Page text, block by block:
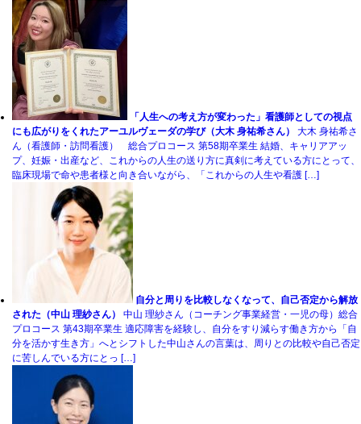
「人生への考え方が変わった」看護師としての視点
にも広がりをくれたアーユルヴェーダの学び（大木 身祐希さん）
大木 身祐希さ
ん（看護師・訪問看護） 総合プロコース 第58期卒業生 結婚、キャリアアッ
プ、妊娠・出産など、これからの人生の送り方に真剣に考えている方にとって、
臨床現場で命や患者様と向き合いながら、「これからの人生や看護 […]
自分と周りを比較しなくなって、自己否定から解放
された（中山 理紗さん）
中山 理紗さん（コーチング事業経営・一児の母）総合
プロコース 第43期卒業生 適応障害を経験し、自分をすり減らす働き方から「自
分を活かす生き方」へとシフトした中山さんの言葉は、周りとの比較や自己否定
に苦しんでいる方にとっ […]